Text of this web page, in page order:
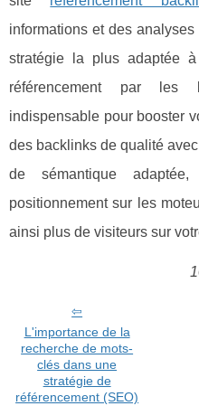
informations et des
stratégie la plus adaptée
référencement par
indispensable pour booster
des backlinks de qualité
de sémantique
positionnement sur les
ainsi plus de visiteurs sur
L'importance de la
recherche de mots-
clés dans une
stratégie de
référencement (SEO)